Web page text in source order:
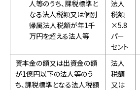
人等のうち、課税標準と
なる法人税額又は個別
帰属法人税額が年1千
万円を超える法人等
法人
税額
×5.8
パー
セント
資本金の額又は出資金の額
が1億円以下の法人等のう
ち、課税標準となる法人税額
法人
税額
又は